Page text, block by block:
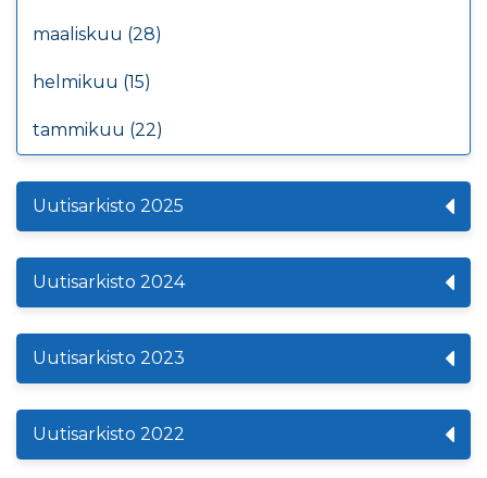
maaliskuu (28)
helmikuu (15)
tammikuu (22)
Uutisarkisto 2025
Uutisarkisto 2024
Uutisarkisto 2023
Uutisarkisto 2022